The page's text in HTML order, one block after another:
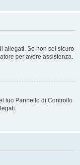
allegati. Se non sei sicuro
per avere assistenza.
tuo Pannello di Controllo